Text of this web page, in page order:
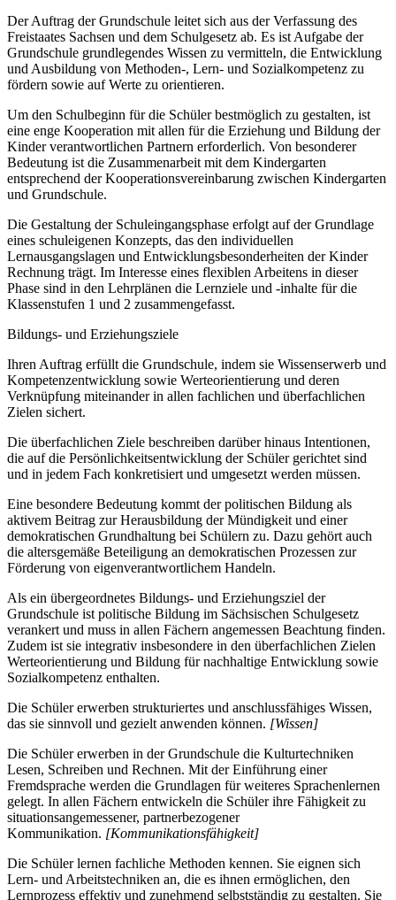
Der Auftrag der Grundschule leitet sich aus der Verfassung des
Freistaates Sachsen und dem Schulgesetz ab. Es ist Aufgabe der
Grundschule grundlegendes Wissen zu vermitteln, die Entwicklung
und Ausbildung von Methoden-, Lern- und Sozialkompetenz zu
fördern sowie auf Werte zu orientieren.
Um den Schulbeginn für die Schüler bestmöglich zu gestalten, ist
eine enge Kooperation mit allen für die Erziehung und Bildung der
Kinder verantwortlichen Partnern erforderlich. Von besonderer
Bedeutung ist die Zusammenarbeit mit dem Kindergarten
entsprechend der Kooperationsvereinbarung zwischen Kindergarten
und Grundschule.
Die Gestaltung der Schuleingangsphase erfolgt auf der Grundlage
eines schuleigenen Konzepts, das den individuellen
Lernausgangslagen und Entwicklungsbesonderheiten der Kinder
Rechnung trägt. Im Interesse eines flexiblen Arbeitens in dieser
Phase sind in den Lehrplänen die Lernziele und -inhalte für die
Klassenstufen 1 und 2 zusammengefasst.
Bildungs- und Erziehungsziele
Ihren Auftrag erfüllt die Grundschule, indem sie Wissenserwerb und
Kompetenzentwicklung sowie Werteorientierung und deren
Verknüpfung miteinander in allen fachlichen und überfachlichen
Zielen sichert.
Die überfachlichen Ziele beschreiben darüber hinaus Intentionen,
die auf die Persönlichkeitsentwicklung der Schüler gerichtet sind
und in jedem Fach konkretisiert und umgesetzt werden müssen.
Eine besondere Bedeutung kommt der politischen Bildung als
aktivem Beitrag zur Herausbildung der Mündigkeit und einer
demokratischen Grundhaltung bei Schülern zu. Dazu gehört auch
die altersgemäße Beteiligung an demokratischen Prozessen zur
Förderung von eigenverantwortlichem Handeln.
Als ein übergeordnetes Bildungs- und Erziehungsziel der
Grundschule ist politische Bildung im Sächsischen Schulgesetz
verankert und muss in allen Fächern angemessen Beachtung finden.
Zudem ist sie integrativ insbesondere in den überfachlichen Zielen
Werteorientierung und Bildung für nachhaltige Entwicklung sowie
Sozialkompetenz enthalten.
Die Schüler erwerben strukturiertes und anschlussfähiges Wissen,
das sie sinnvoll und gezielt anwenden können. [Wissen]
Die Schüler erwerben in der Grundschule die Kulturtechniken
Lesen, Schreiben und Rechnen. Mit der Einführung einer
Fremdsprache werden die Grundlagen für weiteres Sprachenlernen
gelegt. In allen Fächern entwickeln die Schüler ihre Fähigkeit zu
situationsangemessener, partnerbezogener
Kommunikation. [Kommunikationsfähigkeit]
Die Schüler lernen fachliche Methoden kennen. Sie eignen sich
Lern- und Arbeitstechniken an, die es ihnen ermöglichen, den
Lernprozess effektiv und zunehmend selbstständig zu gestalten. Sie